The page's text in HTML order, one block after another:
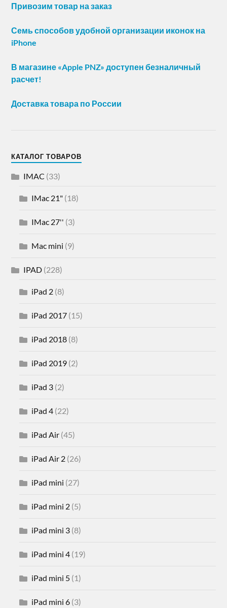
Привозим товар на заказ
Семь способов удобной организации иконок на
iPhone
В магазине «Apple PNZ» доступен безналичный
расчет!
Доставка товара по России
КАТАЛОГ ТОВАРОВ
IMAC (33)
IMac 21" (18)
IMac 27'' (3)
Mac mini (9)
IPAD (228)
iPad 2 (8)
iPad 2017 (15)
iPad 2018 (8)
iPad 2019 (2)
iPad 3 (2)
iPad 4 (22)
iPad Air (45)
iPad Air 2 (26)
iPad mini (27)
iPad mini 2 (5)
iPad mini 3 (8)
iPad mini 4 (19)
iPad mini 5 (1)
iPad mini 6 (3)